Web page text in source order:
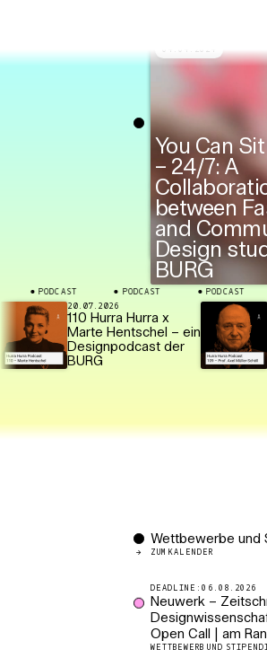
Media
2025 der
Halle
04.04.2024
You Can
– 24/7: A
between
and
Design
BURG
PODCAST PODCAST PODCAST
110 Hurra Hurra x
Marte Hentschel – ein
Designpodcast der
BURG
20.07.2026
Wettbewerbe und
ZUM KALENDER
06.08.2026
Neuwerk –
Open Call | am
WETTBEWERB UND